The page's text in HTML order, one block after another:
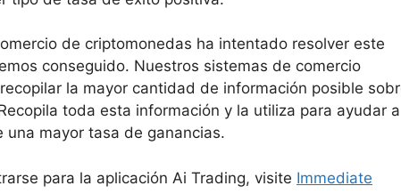
de criptomonedas ha intentado resolver este
conseguido. Nuestros sistemas de comercio
la mayor cantidad de información posible
toda esta información y la utiliza para ayudar a
una mayor tasa de ganancias.
para la aplicación Ai Trading, visite Immediate